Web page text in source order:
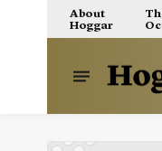
About
Hoggar